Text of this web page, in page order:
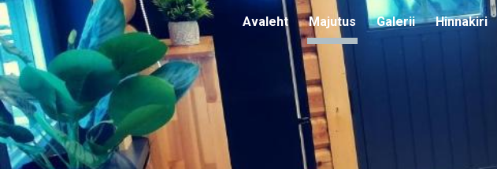
Skip to main content
Avaleht Majutus Galerii Hinnakiri